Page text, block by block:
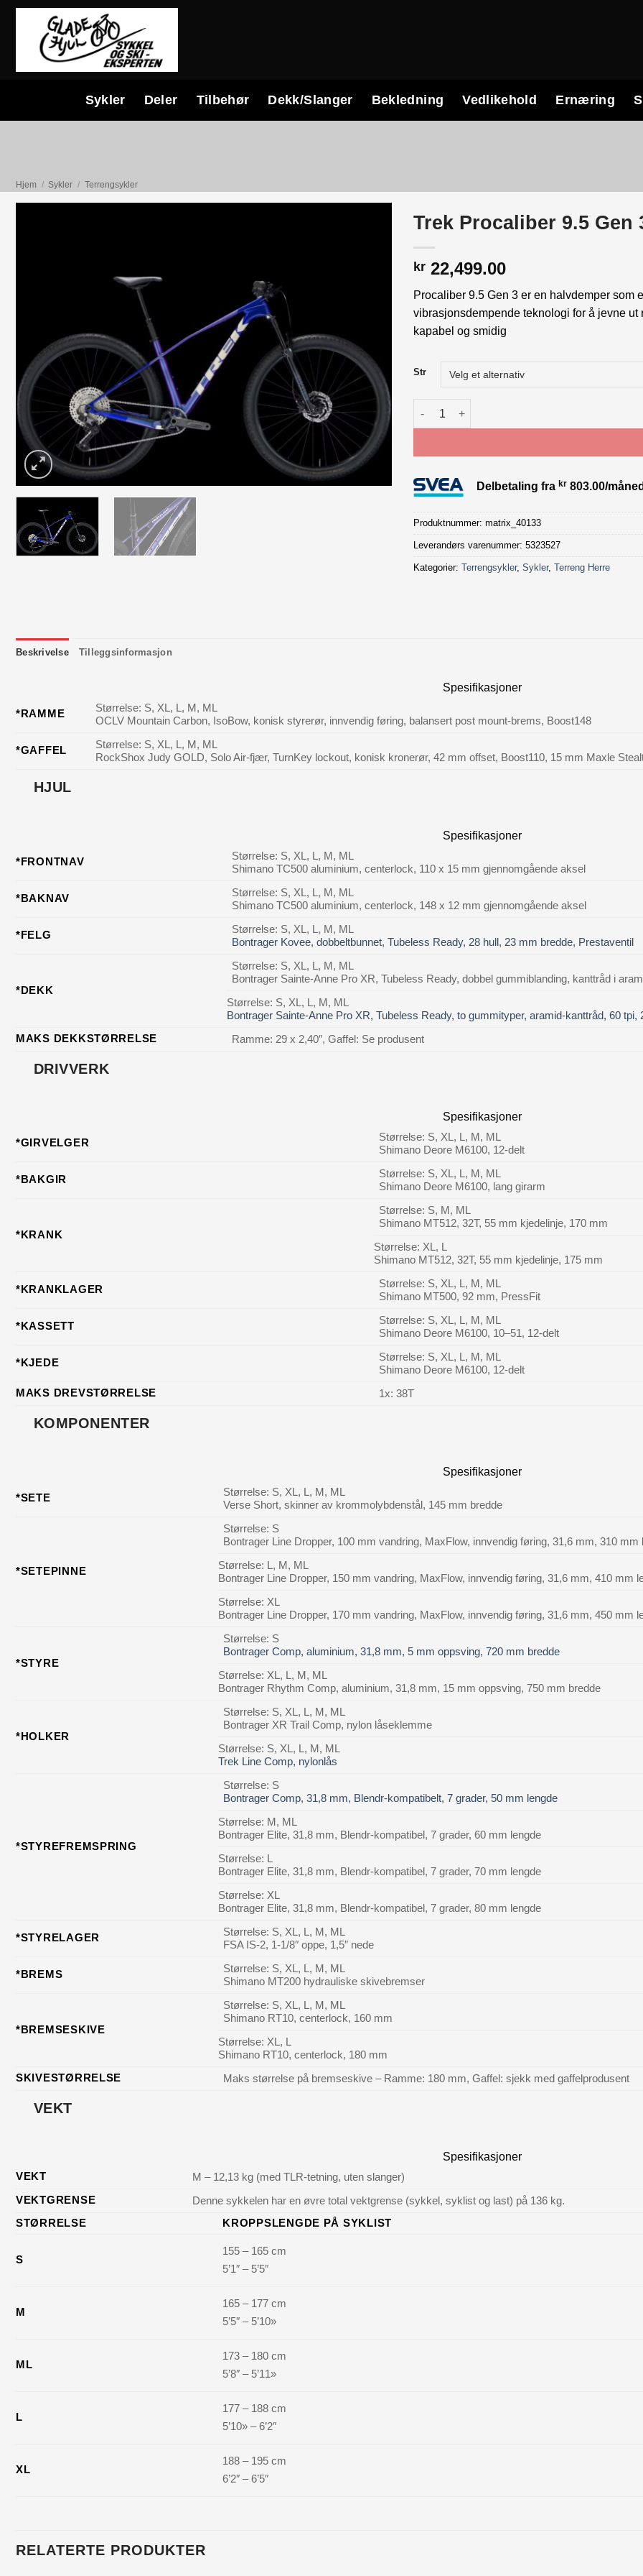
Skip
Sykler Deler Tilbehør Dekk/Slanger Bekledning Vedlikehold Ernæring
Hjem / Sykler / Terrengsykler
Trek Procaliber 9.5 Gen
kr 22,499.00
Procaliber 9.5 Gen 3 er en halvdemper som
vibrasjonsdempende teknologi for å jevne
kapabel og smidig
Str
Trek Procaliber 9.5 Gen 3 Blue antall
Delbetaling frakr 803.00/
Produktnummer:matrix_40133
Leverandørs varenummer: 5323527
Kategorier:Terrengsykler,Sykler,Terreng Herre
Beskrivelse Tilleggsinformasjon
Spesifikasjoner
*RAMME
Størrelse: S, XL, L, M, ML
OCLV Mountain Carbon, IsoBow, konisk styrerør, innvendig føring, balansert post mount-brems, Boost148
*GAFFEL
Størrelse: S, XL, L, M, ML
RockShox Judy GOLD, Solo Air-fjær, TurnKey lockout, konisk kronerør, 42 mm offset, Boost110, 15 mm Maxle
HJUL
Spesifikasjoner
*FRONTNAV
Størrelse: S, XL, L, M, ML
Shimano TC500 aluminium, centerlock, 110 x 15 mm gjennomgående aksel
*BAKNAV
Størrelse: S, XL, L, M, ML
Shimano TC500 aluminium, centerlock, 148 x 12 mm gjennomgående aksel
*FELG
Størrelse: S, XL, L, M, ML
Bontrager Kovee, dobbeltbunnet, Tubeless Ready, 28 hull, 23 mm bredde, Prestaventil
*DEKK
Størrelse: S, XL, L, M, ML
Bontrager Sainte-Anne Pro XR, Tubeless Ready, dobbel gummiblanding, kanttråd i
Størrelse: S, XL, L, M, ML
Bontrager Sainte-Anne Pro XR, Tubeless Ready, to gummityper, aramid-kanttråd, 60 tpi,
MAKS DEKKSTØRRELSE
Ramme: 29 x 2,40″, Gaffel: Se produsent
DRIVVERK
Spesifikasjoner
*GIRVELGER
Størrelse: S, XL, L, M, ML
Shimano Deore M6100, 12-delt
*BAKGIR
Størrelse: S, XL, L, M, ML
Shimano Deore M6100, lang girarm
*KRANK
Størrelse: S, M, ML
Shimano MT512, 32T, 55 mm kjedelinje, 170 mm
Størrelse: XL, L
Shimano MT512, 32T, 55 mm kjedelinje, 175 mm
*KRANKLAGER
Størrelse: S, XL, L, M, ML
Shimano MT500, 92 mm, PressFit
*KASSETT
Størrelse: S, XL, L, M, ML
Shimano Deore M6100, 10–51, 12-delt
*KJEDE
Størrelse: S, XL, L, M, ML
Shimano Deore M6100, 12-delt
MAKS DREVSTØRRELSE
1x: 38T
KOMPONENTER
Spesifikasjoner
*SETE
Størrelse: S, XL, L, M, ML
Verse Short, skinner av krommolybdenstål, 145 mm bredde
*SETEPINNE
Størrelse: S
Bontrager Line Dropper, 100 mm vandring, MaxFlow, innvendig føring, 31,6 mm, 310 mm
Størrelse: L, M, ML
Bontrager Line Dropper, 150 mm vandring, MaxFlow, innvendig føring, 31,6 mm, 410 mm
Størrelse: XL
Bontrager Line Dropper, 170 mm vandring, MaxFlow, innvendig føring, 31,6 mm, 450 mm
*STYRE
Størrelse: S
Bontrager Comp, aluminium, 31,8 mm, 5 mm oppsving, 720 mm bredde
Størrelse: XL, L, M, ML
Bontrager Rhythm Comp, aluminium, 31,8 mm, 15 mm oppsving, 750 mm bredde
*HOLKER
Størrelse: S, XL, L, M, ML
Bontrager XR Trail Comp, nylon låseklemme
Størrelse: S, XL, L, M, ML
Trek Line Comp, nylonlås
*STYREFREMSPRING
Størrelse: S
Bontrager Comp, 31,8 mm, Blendr-kompatibelt, 7 grader, 50 mm lengde
Størrelse: M, ML
Bontrager Elite, 31,8 mm, Blendr-kompatibel, 7 grader, 60 mm lengde
Størrelse: L
Bontrager Elite, 31,8 mm, Blendr-kompatibel, 7 grader, 70 mm lengde
Størrelse: XL
Bontrager Elite, 31,8 mm, Blendr-kompatibel, 7 grader, 80 mm lengde
*STYRELAGER
Størrelse: S, XL, L, M, ML
FSA IS-2, 1-1/8″ oppe, 1,5″ nede
*BREMS
Størrelse: S, XL, L, M, ML
Shimano MT200 hydrauliske skivebremser
*BREMSESKIVE
Størrelse: S, XL, L, M, ML
Shimano RT10, centerlock, 160 mm
Størrelse: XL, L
Shimano RT10, centerlock, 180 mm
SKIVESTØRRELSE
Maks størrelse på bremseskive – Ramme: 180 mm, Gaffel: sjekk med gaffelprodusent
VEKT
Spesifikasjoner
VEKT
M – 12,13 kg (med TLR-tetning, uten slanger)
VEKTGRENSE
Denne sykkelen har en øvre total vektgrense (sykkel, syklist og last) på 136 kg.
STØRRELSE
KROPPSLENGDE PÅ SYKLIST
S
155 – 165 cm
5’1″ – 5’5″
M
165 – 177 cm
5’5″ – 5’10»
ML
173 – 180 cm
5’8″ – 5’11»
L
177 – 188 cm
5’10» – 6’2″
XL
188 – 195 cm
6’2″ – 6’5″
RELATERTE PRODUKTER